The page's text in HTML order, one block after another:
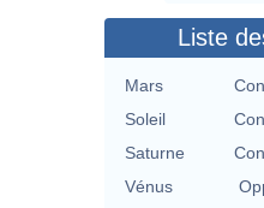
Liste
Mars
Soleil
Saturne
Vénus